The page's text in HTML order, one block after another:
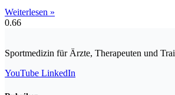
Weiterlesen »
Sportmedizin für Ärzte, Therapeuten und
YouTube LinkedIn